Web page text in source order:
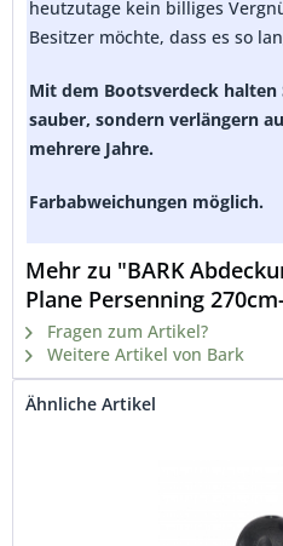
heutzutage kein billiges
Besitzer möchte, dass es so
Mit dem Bootsverdeck halten
sauber, sondern verlängern
mehrere Jahre.
Farbabweichungen möglich.
Mehr zu "BARK
Plane Persenning
Fragen zum Artikel?
Weitere Artikel von Bark
Ähnliche Artikel